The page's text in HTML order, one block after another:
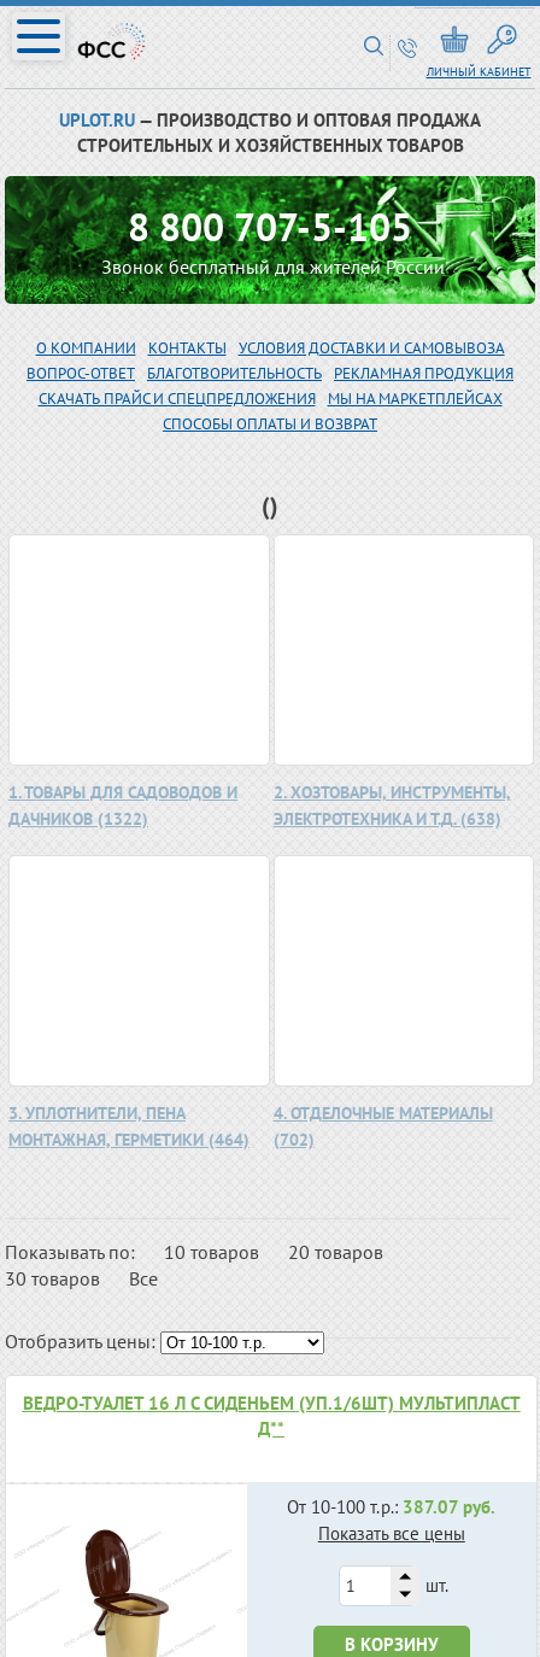
ЛИЧНЫЙ КАБИНЕТ
UPLOT.RU — ПРОИЗВОДСТВО И ОПТОВАЯ ПРОДАЖА
СТРОИТЕЛЬНЫХ И ХОЗЯЙСТВЕННЫХ ТОВАРОВ
8 800 707-5-105
Звонок бесплатный для жителей России
О КОМПАНИИ КОНТАКТЫ
УСЛОВИЯ ДОСТАВКИ И САМОВЫВОЗА
ВОПРОС-ОТВЕТ
БЛАГОТВОРИТЕЛЬНОСТЬ
РЕКЛАМНАЯ ПРОДУКЦИЯ
СКАЧАТЬ ПРАЙС И СПЕЦПРЕДЛОЖЕНИЯ
МЫ НА МАРКЕТПЛЕЙСАХ
СПОСОБЫ ОПЛАТЫ И ВОЗВРАТ
()
1. ТОВАРЫ ДЛЯ САДОВОДОВ И
ДАЧНИКОВ (1322)
2. ХОЗТОВАРЫ, ИНСТРУМЕНТЫ,
ЭЛЕКТРОТЕХНИКА И Т.Д. (638)
3. УПЛОТНИТЕЛИ, ПЕНА
МОНТАЖНАЯ, ГЕРМЕТИКИ (464)
4. ОТДЕЛОЧНЫЕ МАТЕРИАЛЫ
(702)
Показывать по: 10 товаров
20 товаров
30 товаров
Все
Отобразить цены:
ВЕДРО-ТУАЛЕТ 16 Л С СИДЕНЬЕМ (УП.1/6ШТ) МУЛЬТИПЛАСТ
Д**
От 10-100 т.р.: 387.07 руб.
Показать все цены
шт.
В КОРЗИНУ